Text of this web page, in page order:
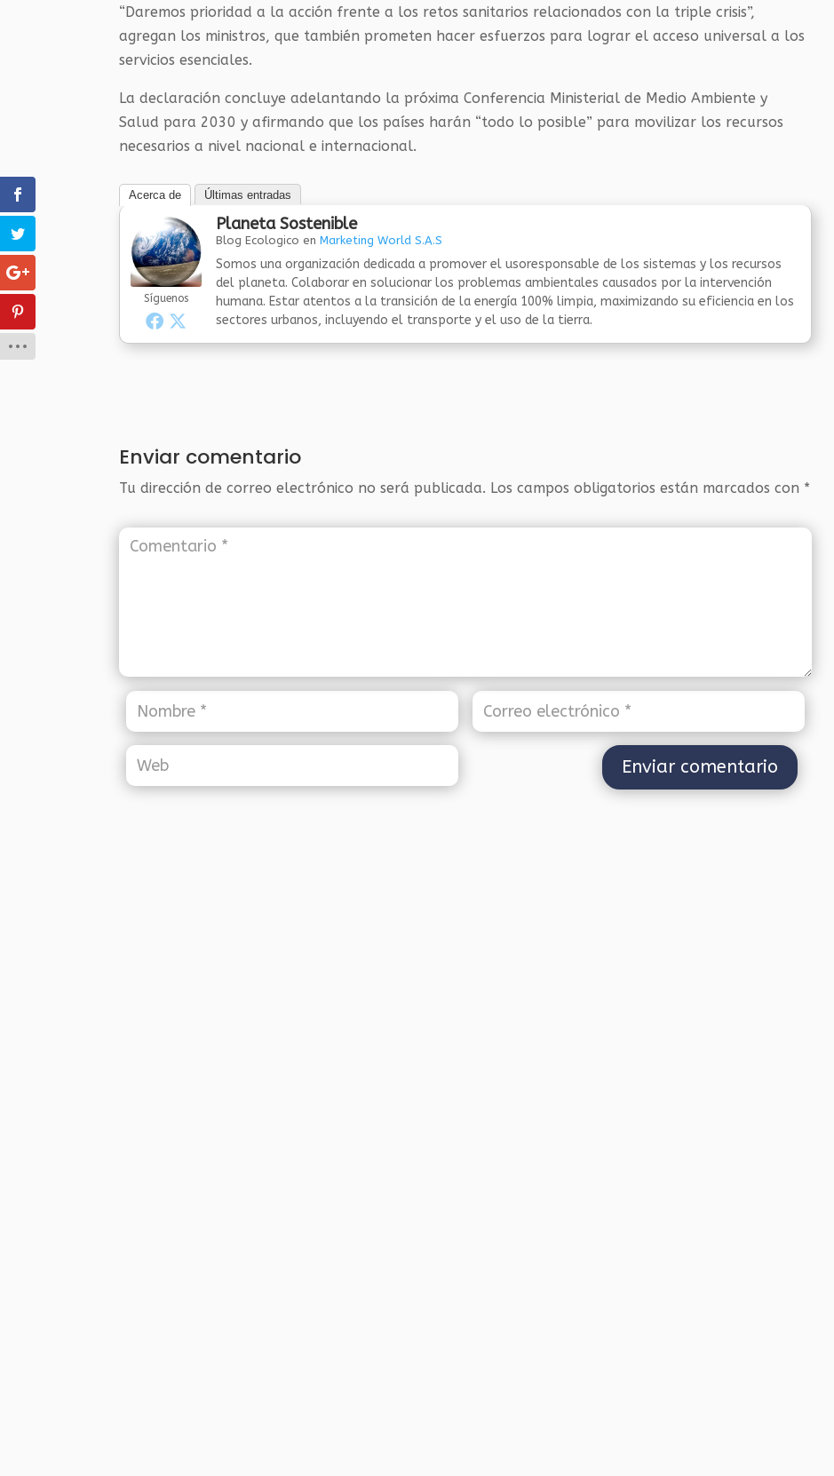
“Daremos prioridad a la acción frente a los retos sanitarios relacionados con la triple crisis”,
agregan los ministros, que también prometen hacer esfuerzos para lograr el acceso universal a los
servicios esenciales.
La declaración concluye adelantando la próxima Conferencia Ministerial de Medio Ambiente y
Salud para 2030 y afirmando que los países harán “todo lo posible” para movilizar los recursos
necesarios a nivel nacional e internacional.
Acerca de Últimas entradas
Síguenos
Planeta Sostenible
Blog Ecologico enMarketing World S.A.S
Somos una organización dedicada a promover el usoresponsable de los sistemas y los recursos
del planeta. Colaborar en solucionar los problemas ambientales causados por la intervención
humana. Estar atentos a la transición de la energía 100% limpia, maximizando su eficiencia en los
sectores urbanos, incluyendo el transporte y el uso de la tierra.
Enviar comentario
Tu dirección de correo electrónico no será publicada. Los campos obligatorios están marcados con *